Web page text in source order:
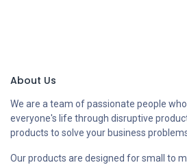
About Us
We are a team of passionate people
everyone's life through disruptive
products to solve your business
Our products are designed for small to